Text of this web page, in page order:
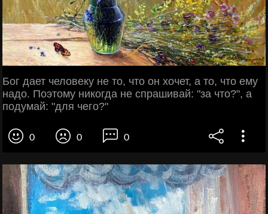
Бог дает человеку не то, что он хочет, а то, что ему
надо. Поэтому никогда не спрашивай: "за что?", а
подумай: "для чего?"
0 0 0